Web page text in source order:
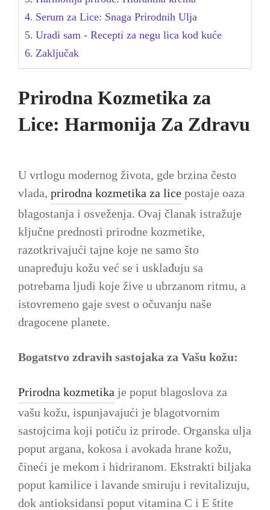
Serum za Lice: Snaga Prirodnih Ulja
Uradi sam - Recepti za negu lica kod kuće
Zaključak
Prirodna Kozmetika za
Lice: Harmonija Za Zdravu
U vrtlogu modernog života, gde brzina često
vlada, prirodna kozmetika za lice postaje oaza
blagostanja i osveženja. Ovaj članak istražuje
ključne prednosti prirodne kozmetike,
razotkrivajući tajne koje ne samo što
unapređuju kožu već se i usklađuju sa
potrebama ljudi koje žive u ubrzanom ritmu, a
istovremeno gaje svest o očuvanju naše
dragocene planete.
Bogatstvo zdravih sastojaka za Vašu kožu:
Prirodna kozmetika je poput blagoslova za
vašu kožu, ispunjavajući je blagotvornim
sastojcima koji potiču iz prirode. Organska ulja
poput argana, kokosa i avokada hrane kožu,
čineći je mekom i hidriranom. Ekstrakti biljaka
poput kamilice i lavande smiruju i revitalizuju,
dok antioksidansi poput vitamina C i E štite